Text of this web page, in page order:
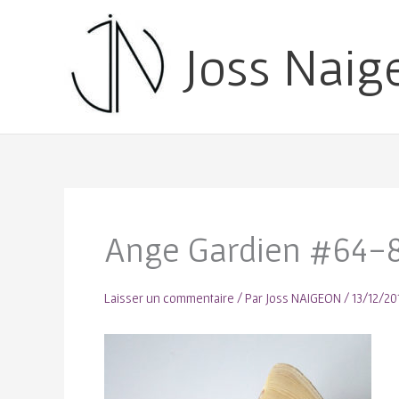
Joss
Ange Gardien #64-
Laisser un commentaire / Par Joss NAIGEON /13/12/